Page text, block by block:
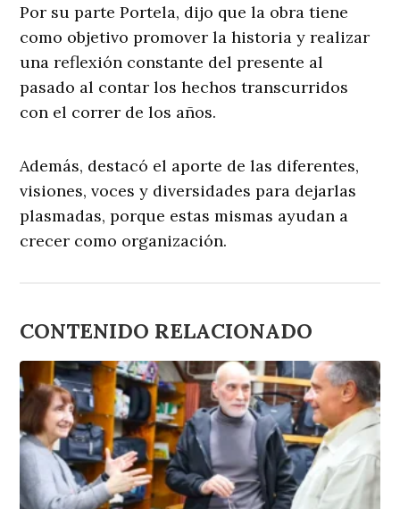
Por su parte Portela, dijo que la obra tiene
como objetivo promover la historia y realizar
una reflexión constante del presente al
pasado al contar los hechos transcurridos
con el correr de los años.
Además, destacó el aporte de las diferentes,
visiones, voces y diversidades para dejarlas
plasmadas, porque estas mismas ayudan a
crecer como organización.
CONTENIDO RELACIONADO